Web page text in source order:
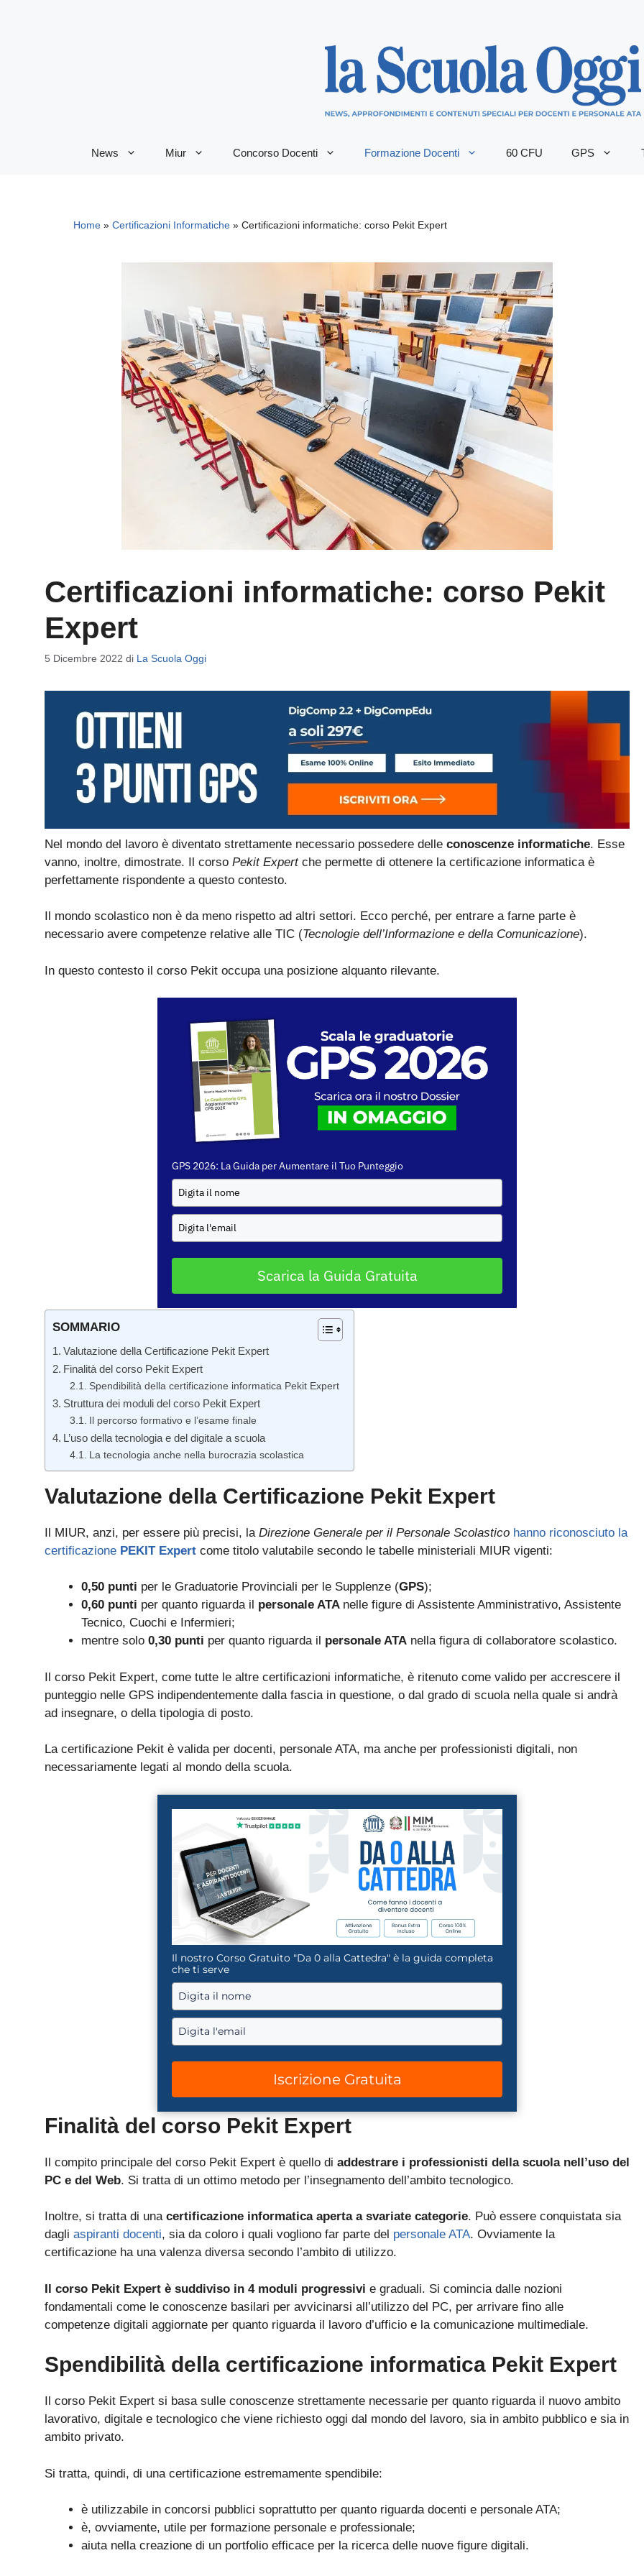
News Miur Concorso Docenti Formazione Docenti 60 CFU GPS
Home » Certificazioni Informatiche » Certificazioni informatiche: corso Pekit Expert
Certificazioni informatiche: corso Pekit
Expert
5 Dicembre 2022 di La Scuola Oggi
Nel mondo del lavoro è diventato strettamente necessario possedere delle conoscenze informatiche. Esse
vanno, inoltre, dimostrate. Il corso Pekit Expertche permette di ottenere la certificazione informatica è
perfettamente rispondente a questo contesto.
Il mondo scolastico non è da meno rispetto ad altri settori. Ecco perché, per entrare a farne parte è
necessario avere competenze relative alle TIC (Tecnologie dell’Informazione e della Comunicazione).
In questo contesto il corso Pekit occupa una posizione alquanto rilevante.
GPS 2026: La Guida per Aumentare il Tuo Punteggio
Scarica la Guida Gratuita
SOMMARIO
Valutazione della Certificazione Pekit Expert
Finalità del corso Pekit Expert
Spendibilità della certificazione informatica Pekit Expert
Struttura dei moduli del corso Pekit Expert
Il percorso formativo e l’esame finale
L’uso della tecnologia e del digitale a scuola
La tecnologia anche nella burocrazia scolastica
Valutazione della Certificazione Pekit Expert
Il MIUR, anzi, per essere più precisi, la Direzione Generale per il Personale Scolastico hanno riconosciuto la
certificazione PEKIT Expert come titolo valutabile secondo le tabelle ministeriali MIUR vigenti:
0,50 punti per le Graduatorie Provinciali per le Supplenze (GPS);
0,60 punti per quanto riguarda il personale ATA nelle figure di Assistente Amministrativo, Assistente
Tecnico, Cuochi e Infermieri;
mentre solo 0,30 punti per quanto riguarda il personale ATA nella figura di collaboratore scolastico.
Il corso Pekit Expert, come tutte le altre certificazioni informatiche, è ritenuto come valido per accrescere il
punteggio nelle GPS indipendentemente dalla fascia in questione, o dal grado di scuola nella quale si andrà
ad insegnare, o della tipologia di posto.
La certificazione Pekit è valida per docenti, personale ATA, ma anche per professionisti digitali, non
necessariamente legati al mondo della scuola.
Il nostro Corso Gratuito "Da 0 alla Cattedra" è la guida completa
che ti serve
Iscrizione Gratuita
Finalità del corso Pekit Expert
Il compito principale del corso Pekit Expert è quello di addestrare i professionisti della scuola nell’uso del
PC e del Web. Si tratta di un ottimo metodo per l’insegnamento dell’ambito tecnologico.
Inoltre, si tratta di una certificazione informatica aperta a svariate categorie. Può essere conquistata sia
dagli aspiranti docenti, sia da coloro i quali vogliono far parte del personale ATA. Ovviamente la
certificazione ha una valenza diversa secondo l’ambito di utilizzo.
Il corso Pekit Expert è suddiviso in 4 moduli progressivi e graduali. Si comincia dalle nozioni
fondamentali come le conoscenze basilari per avvicinarsi all’utilizzo del PC, per arrivare fino alle
competenze digitali aggiornate per quanto riguarda il lavoro d’ufficio e la comunicazione multimediale.
Spendibilità della certificazione informatica Pekit Expert
Il corso Pekit Expert si basa sulle conoscenze strettamente necessarie per quanto riguarda il nuovo ambito
lavorativo, digitale e tecnologico che viene richiesto oggi dal mondo del lavoro, sia in ambito pubblico e sia in
ambito privato.
Si tratta, quindi, di una certificazione estremamente spendibile:
è utilizzabile in concorsi pubblici soprattutto per quanto riguarda docenti e personale ATA;
è, ovviamente, utile per formazione personale e professionale;
aiuta nella creazione di un portfolio efficace per la ricerca delle nuove figure digitali.
Guida omaggio aggiornata a maggio 2026
✓ La CIAD: cos'è, chi la deve avere, come ottenerla
✓
I titoli che fanno punteggio (OSA, ASACOM, Segretario
Coord., Dattilografia)